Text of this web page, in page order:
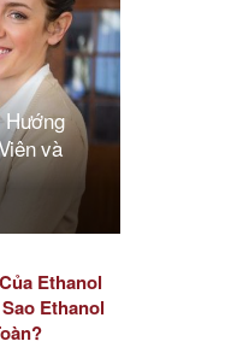
và
Ethanol
Ethanol